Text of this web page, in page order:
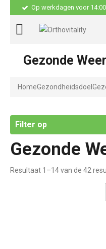
Op werkdagen voor
Gezonde
HomeGezondheidsdoel
Filter op
Gezonde
Resultaat 1–14 van de 42